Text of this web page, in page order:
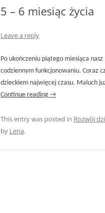
5 – 6 miesiąc życia
Leave a reply
Po ukończeniu piątego miesiąca
codziennym funkcjonowaniu. Coraz
dzieckiem najwięcej czasu. Maluch
Continue reading →
This entry was posted in Rozwój
by Lena.